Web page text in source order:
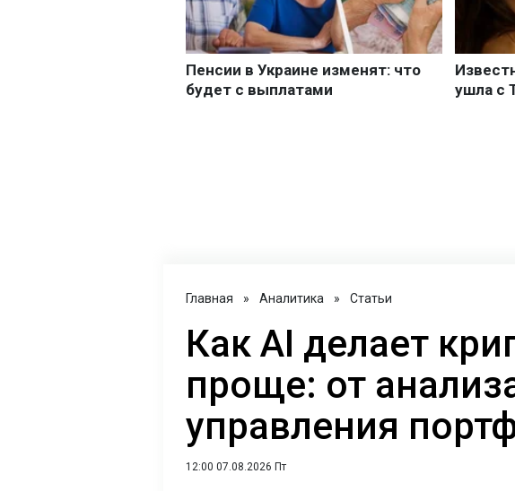
Главная » Аналитика » Статьи
Как AI делает
проще: от
управления
12:00 07.08.2026 Пт